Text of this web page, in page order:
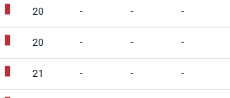
20 - - -
20 - - -
21 - - -